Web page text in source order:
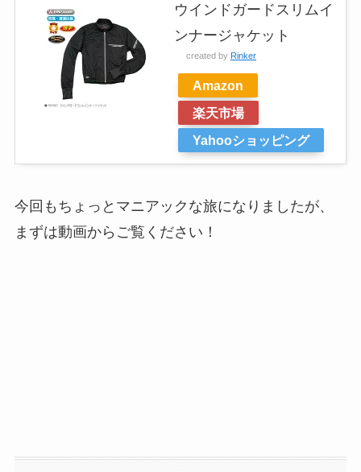
ウインドガードスリムイ
ンナージャケット
created by Rinker
Amazon
楽天市場
Yahooショッピング
今回もちょっとマニアックな旅になりましたが、
まずは動画からご覧ください！